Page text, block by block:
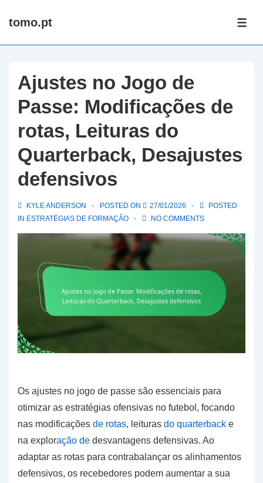
Skiptomo.pt
Ajustes no Jogo de
Passe: Modificações de
rotas, Leituras do
Quarterback, Desajustes
defensivos
KYLE ANDERSON POSTED ON 27/01/2026
POSTED
IN ESTRATÉGIAS DE FORMAÇÃO NO COMMENTS
Os ajustes no jogo de passe são essenciais para
otimizar as estratégias ofensivas no futebol, focando
nas modificações de rotas, leituras do quarterback e
na exploração de desvantagens defensivas. Ao
adaptar as rotas para contrabalançar os alinhamentos
defensivos, os recebedores podem aumentar a sua